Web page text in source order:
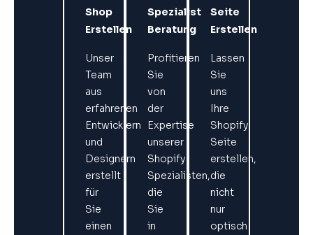
Shop
Erstellen
Unser
Team
aus
erfahrenen
Entwicklern
und
Designern
erstellt
für
Sie
einen
Spezialist
Beratung
Profitieren
Sie
von
der
Expertise
unserer
Shopify
Spezialisten,
die
Sie
in
Seite
Erstellen
Lassen
Sie
uns
Ihre
Shopify
Seite
erstellen,
die
nicht
nur
optisch